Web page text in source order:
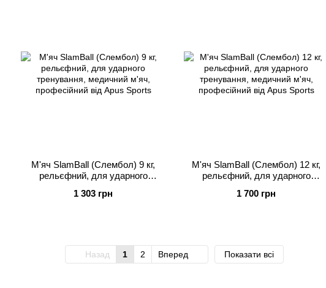
М'яч SlamBall (Слембол) 9 кг,
рельєфний, для ударного
професійний від Apus Sports
1 303 грн
М'яч SlamBall (Слембол) 12 кг,
рельєфний, для ударного
професійний від Apus Sports
1 700 грн
Назад 1 2 Вперед Показати всі